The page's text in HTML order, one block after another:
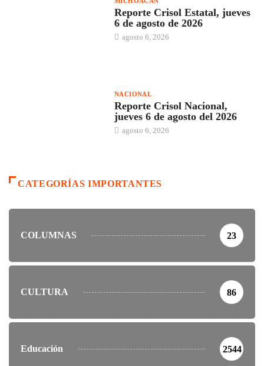
Reporte Crisol Estatal, jueves
6 de agosto de 2026
agosto 6, 2026
NACIONAL
Reporte Crisol Nacional,
jueves 6 de agosto del 2026
agosto 6, 2026
CATEGORÍAS IMPORTANTES
COLUMNAS 23
CULTURA 86
Educación 2544